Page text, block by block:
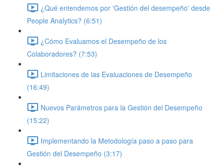
¿Qué entendemos por 'Gestión del desempeño' desde
People Analytics? (6:51)
¿Cómo Evaluamos el Desempeño de los
Colaboradores? (7:53)
Limitaciones de las Evaluaciones de Desempeño
(16:49)
Nuevos Parámetros para la Gestión del Desempeño
(15:22)
Implementando la Metodología paso a paso para
Gestión del Desempeño (3:17)